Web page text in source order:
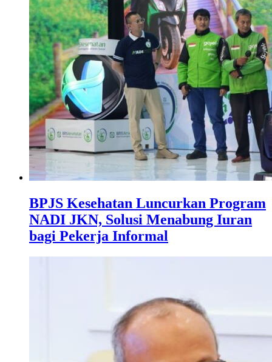
BPJS Kesehatan Luncurkan Program
NADI JKN, Solusi Menabung Iuran
bagi Pekerja Informal